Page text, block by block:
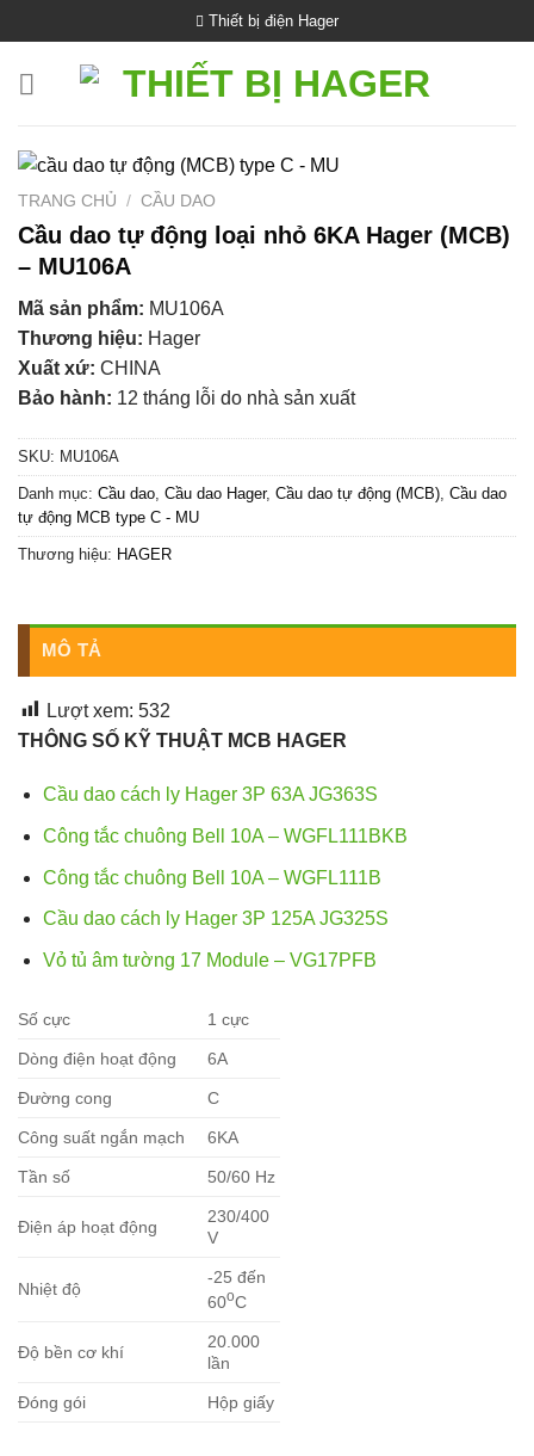
qua
nội
Thiết bị điện Hager
TRANG CHỦ / CẦU DAO
Cầu dao tự động loại nhỏ 6KA Hager (MCB)
– MU106A
Mã sản phẩm: MU106A
Thương hiệu: Hager
Xuất xứ: CHINA
Bảo hành: 12 tháng lỗi do nhà sản xuất
SKU: MU106A
Danh mục: Cầu dao Cầu dao Hager, Cầu dao tự động (MCB) Cầu dao
tự động MCB type C - MU
Thương hiệu: HAGER
MÔ TẢ
Lượt xem: 532
THÔNG SỐ KỸ THUẬT MCB HAGER
Cầu dao cách ly Hager 3P 63A JG363S
Công tắc chuông Bell 10A – WGFL111BKB
Công tắc chuông Bell 10A – WGFL111B
Cầu dao cách ly Hager 3P 125A JG325S
Vỏ tủ âm tường 17 Module – VG17PFB
Số cực 1 cực
Dòng điện hoạt động 6A
Đường cong C
Công suất ngắn mạch 6KA
Tần số 50/60 Hz
Điện áp hoạt động
230/400
V
Nhiệt độ
-25 đến
60oC
Độ bền cơ khí
20.000
lần
Đóng gói Hộp giấy